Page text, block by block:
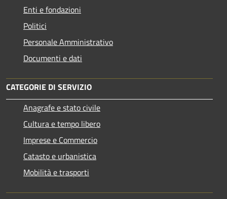
Enti e fondazioni
Politici
Personale Amministrativo
Documenti e dati
CATEGORIE DI SERVIZIO
Anagrafe e stato civile
Cultura e tempo libero
Imprese e Commercio
Catasto e urbanistica
Mobilità e trasporti